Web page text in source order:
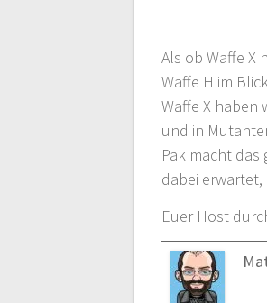
Als ob Waffe X
Waffe H im
Waffe X haben
und in
Pak macht
dabei erwartet,
Euer Host